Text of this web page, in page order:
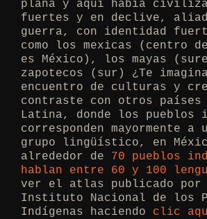
plana y aquí había
fuertes y en declive,
guerra, con identidad
como los mexicas (centro
es México), los mayas
zapotecos (sur) ¿Te
encuentro de culturas y
contraste con otros países
Latina, donde los pueblos
corresponden mayormente a
grupo lingüístico, en
alrededor de 70 pueblos
hablan entre 60 y 100
ver el atlas publicado por
Instituto Nacional de los
Indígenas haciendo clic